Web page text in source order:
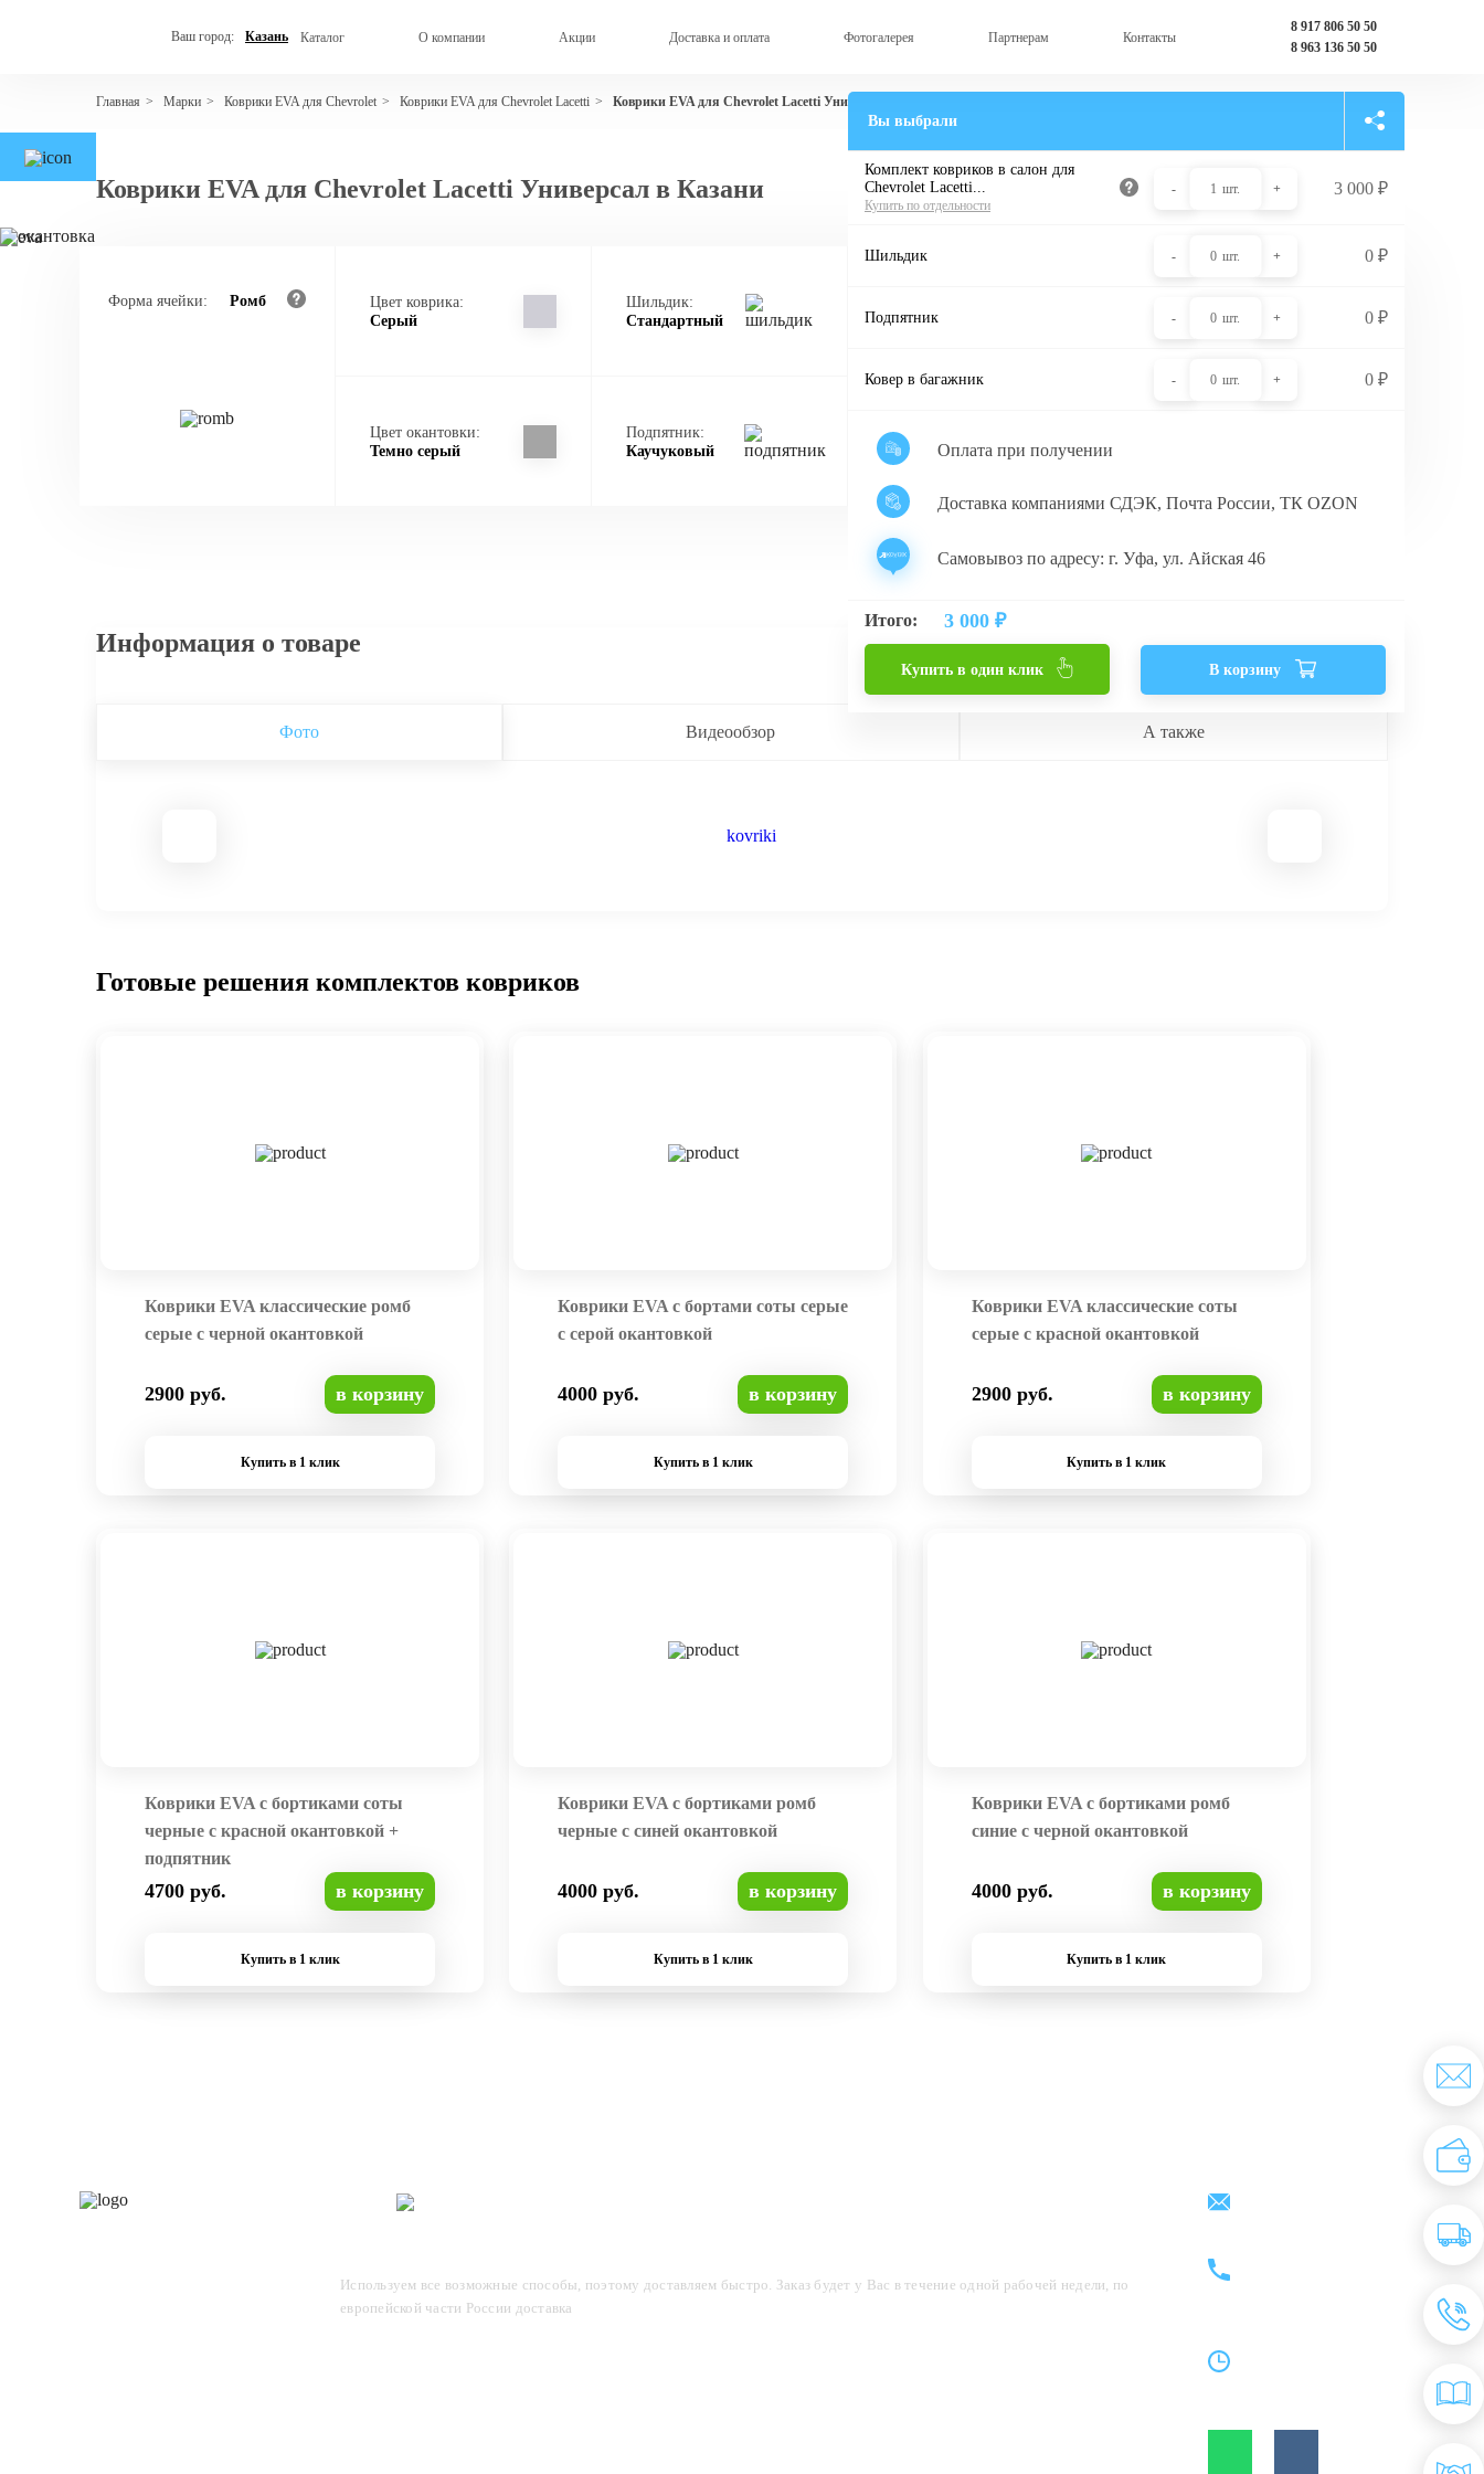
Ваш город: Казань Каталог О компании Акции Доставка и оплата Фотогалерея Партнерам Контакты
8 917 806 50 50
8 963 136 50 50
Главная > Марки > Коврики EVA для Chevrolet > Коврики EVA для Chevrolet Lacetti > Коврики EVA для Chevrolet Lacetti Универсал
Коврики EVA для Chevrolet Lacetti Универсал в Казани
Форма ячейки: Ромб
Цвет коврика:
Серый
Шильдик:
Стандартный
Цвет окантовки:
Темно серый
Подпятник:
Каучуковый
Вы выбрали
Комплект ковриков в салон для
Chevrolet Lacetti...
Купить по отдельности
- 1 шт. + 3 000₽
Шильдик - 0 шт. + 0₽
Подпятник - 0 шт. + 0₽
Ковер в багажник - 0 шт. + 0₽
Оплата при получении
Доставка компаниями СДЭК, Почта России, ТК OZON
Самовывоз по адресу: г. Уфа, ул. Айская 46
Итого: 3 000 ₽
Купить в один клик В корзину
Информация о товаре
Фото Видеообзор А также
Готовые решения комплектов ковриков
Коврики EVA классические ромб
серые с черной окантовкой
2900 руб. в корзину
Купить в 1 клик
Коврики EVA с бортами соты серые
с серой окантовкой
4000 руб. в корзину
Купить в 1 клик
Коврики EVA классические соты
серые с красной окантовкой
2900 руб. в корзину
Купить в 1 клик
Коврики EVA с бортиками соты
черные с красной окантовкой +
подпятник
4700 руб. в корзину
Купить в 1 клик
Коврики EVA с бортиками ромб
черные с синей окантовкой
4000 руб. в корзину
Купить в 1 клик
Коврики EVA с бортиками ромб
синие с черной окантовкой
4000 руб. в корзину
Купить в 1 клик
Используем все возможные способы, поэтому доставляем быстро. Заказ будет у Вас в течение одной рабочей недели, по
европейской части России доставка